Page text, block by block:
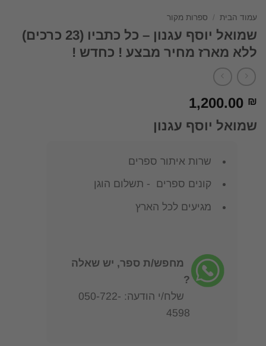
עמוד הבית / ספרות מקור
שמואל יוסף עגנון – כל כתביו (23 כרכים)
ללא מארז מחיר מבצע ! כחדש !
1,200.00 ₪
שמואל יוסף עגנון
שרות איתור ספרים
קונים ספרים - תשלום הוגן
מגיעים לכל הארץ
מחפש/ת ספר, יש שאלה
?
שלח/י הודעה: 050-722-
4598